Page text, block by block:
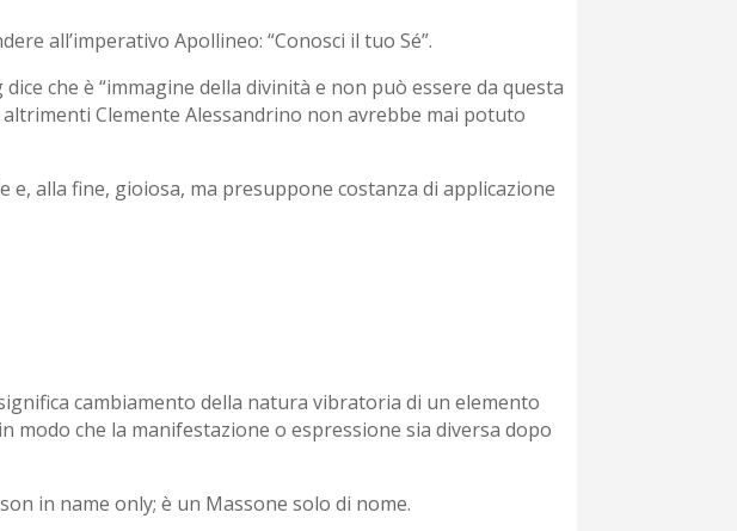
all’imperativo Apollineo: “Conosci il tuo Sé”.
che è “immagine della divinità e non può essere da questa
Clemente Alessandrino non avrebbe mai potuto
alla fine, gioiosa, ma presuppone costanza di applicazione
cambiamento della natura vibratoria di un elemento
che la manifestazione o espressione sia diversa dopo
in name only; è un Massone solo di nome.